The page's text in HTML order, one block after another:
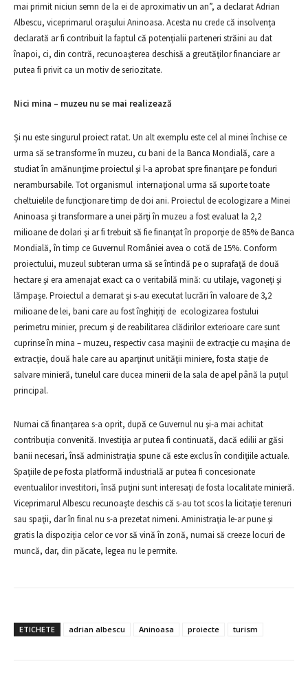
mai primit niciun semn de la ei de aproximativ un an”, a declarat Adrian
Albescu, viceprimarul oraşului Aninoasa. Acesta nu crede că insolvenţa
declarată ar fi contribuit la faptul că potenţialii parteneri străini au dat
înapoi, ci, din contră, recunoaşterea deschisă a greutăţilor financiare ar
putea fi privit ca un motiv de seriozitate.
Nici mina – muzeu nu se mai realizează
Şi nu este singurul proiect ratat. Un alt exemplu este cel al minei închise ce
urma să se transforme în muzeu, cu bani de la Banca Mondială, care a
studiat în amănunţime proiectul şi l-a aprobat spre finanţare pe fonduri
nerambursabile. Tot organismul internaţional urma să suporte toate
cheltuielile de funcţionare timp de doi ani. Proiectul de ecologizare a Minei
Aninoasa şi transformare a unei părţi în muzeu a fost evaluat la 2,2
milioane de dolari şi ar fi trebuit să fie finanţat în proporţie de 85% de Banca
Mondială, în timp ce Guvernul României avea o cotă de 15%. Conform
proiectului, muzeul subteran urma să se întindă pe o suprafaţă de două
hectare şi era amenajat exact ca o veritabilă mină: cu utilaje, vagoneţi şi
lămpaşe. Proiectul a demarat şi s-au executat lucrări în valoare de 3,2
milioane de lei, bani care au fost înghiţiţi de ecologizarea fostului
perimetru minier, precum şi de reabilitarea clădirilor exterioare care sunt
cuprinse în mina – muzeu, respectiv casa maşinii de extracţie cu maşina de
extracţie, două hale care au aparţinut unităţii miniere, fosta staţie de
salvare minieră, tunelul care ducea minerii de la sala de apel până la puţul
principal.
Numai că finanţarea s-a oprit, după ce Guvernul nu şi-a mai achitat
contribuţia convenită. Investiţia ar putea fi continuată, dacă edilii ar găsi
banii necesari, însă administraţia spune că este exclus în condiţiile actuale.
Spaţiile de pe fosta platformă industrială ar putea fi concesionate
eventualilor investitori, însă puţini sunt interesaţi de fosta localitate minieră.
Viceprimarul Albescu recunoaşte deschis că s-au tot scos la licitaţie terenuri
sau spaţii, dar în final nu s-a prezetat nimeni. Aministraţia le-ar pune şi
gratis la dispoziţia celor ce vor să vină în zonă, numai să creeze locuri de
muncă, dar, din păcate, legea nu le permite.
ETICHETE adrian albescu Aninoasa proiecte turism